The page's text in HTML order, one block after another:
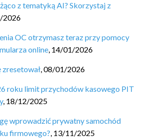
z tematyką AI? Skorzystaj z
2026
OC otrzymasz teraz przy pomocy
online, 14/01/2026
zresetował,08/01/2026
roku limit przychodów kasowego PIT
, 18/12/2025
wprowadzić prywatny samochód
firmowego?, 13/11/2025